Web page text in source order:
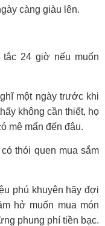
càng giàu lên.
24 giờ nếu muốn
một ngày trước khi
không cần thiết, họ
mê mẩn đến đâu.
thói quen mua sắm
phú khuyên hãy đợi
hở muốn mua món
phung phí tiền bạc.